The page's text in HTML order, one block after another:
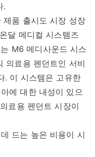
.
제품 출시도 시장 성장
달 메디컬 시스템즈
M6 메디사운드 시스
의료용 펜던트인 서비
. 이 시스템은 고유한
에 대한 내성이 있으
료용 펜던트 시장이
드는 높은 비용이 시